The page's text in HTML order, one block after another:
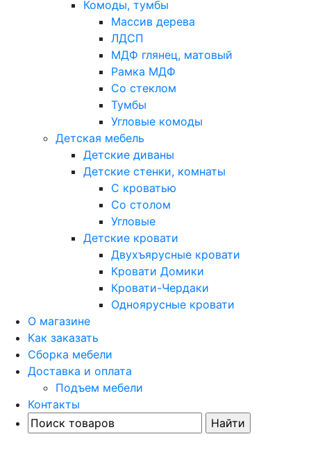
Комоды, тумбы
Массив дерева
ЛДСП
МДФ глянец, матовый
Рамка МДФ
Со стеклом
Тумбы
Угловые комоды
Детская мебель
Детские диваны
Детские стенки, комнаты
С кроватью
Со столом
Угловые
Детские кровати
Двухъярусные кровати
Кровати Домики
Кровати-Чердаки
Одноярусные кровати
О магазине
Как заказать
Сборка мебели
Доставка и оплата
Подъем мебели
Контакты